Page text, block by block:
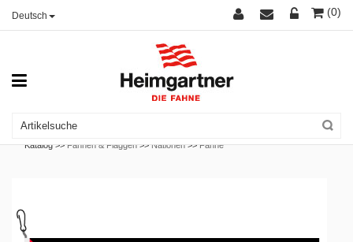
Deutsch (0)
Katalog >>Fahnen & Flaggen >>Nationen >>Fahne